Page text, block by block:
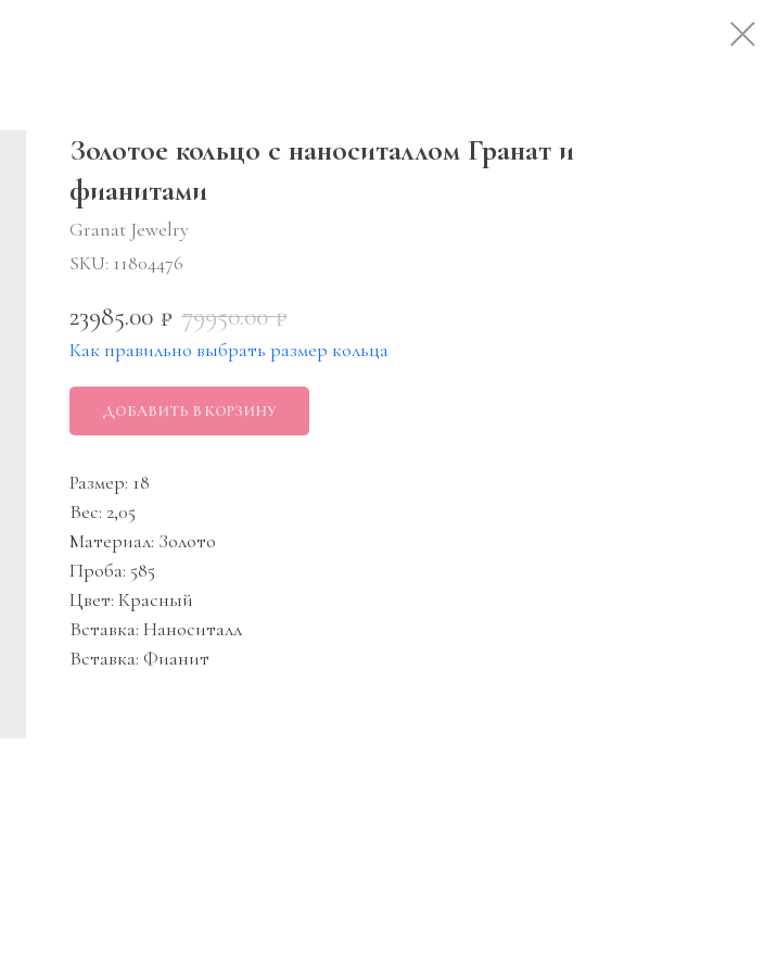
Золотое кольцо с наноситаллом Гранат и
фианитами
Granat Jewelry
SKU: 11804476
23985.00 ₽ 79950.00 ₽
Как правильно выбрать размер кольца
ДОБАВИТЬ В КОРЗИНУ
Размер: 18
Вес: 2,05
Материал: Золото
Проба: 585
Цвет: Красный
Вставка: Наноситалл
Вставка: Фианит